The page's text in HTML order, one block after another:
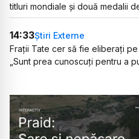
titluri mondiale și două medalii
14:33Știri Externe
Frații Tate cer să fie eliberați pe
„Sunt prea cunoscuți pentru a